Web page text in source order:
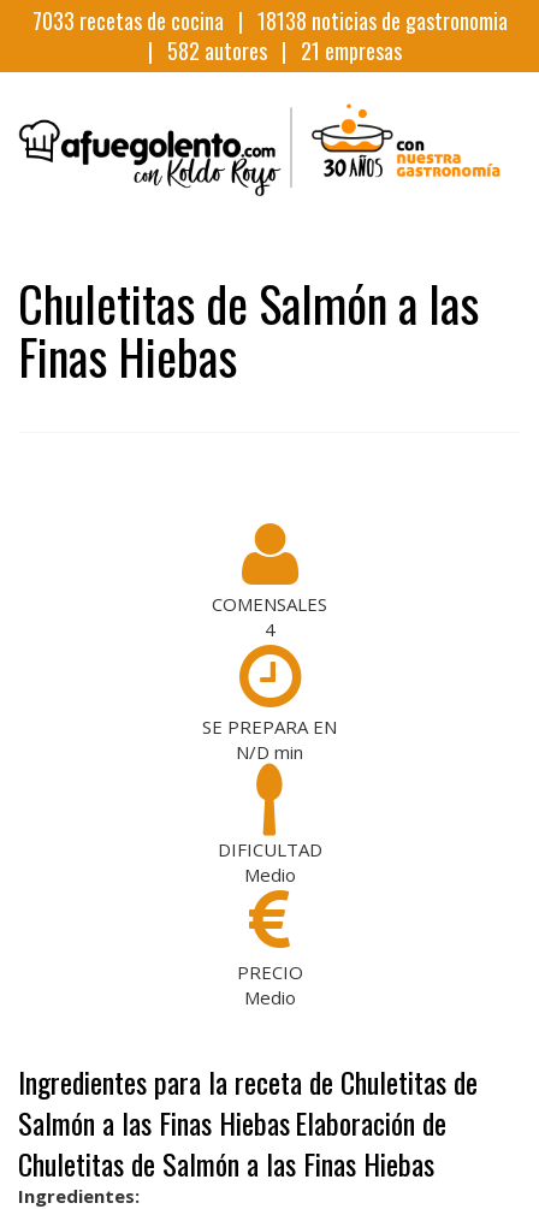
7033 recetas de cocina | 18138 noticias de gastronomia
| 582 autores | 21 empresas
Chuletitas de Salmón a las
Finas Hiebas
COMENSALES
4
SE PREPARA EN
N/D min
DIFICULTAD
Medio
PRECIO
Medio
Ingredientes para la receta de Chuletitas de
Salmón a las Finas HiebasElaboración de
Chuletitas de Salmón a las Finas Hiebas
Ingredientes: